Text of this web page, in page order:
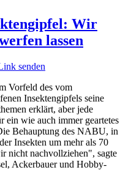
Wir
lassen
senden
Vorfeld des vom
Insektengipfels seine
erklärt, aber jede
ein wie auch immer geartetes
Behauptung des NABU, in
Insekten um mehr als 70
nicht nachvollziehen", sagte
Ackerbauer und Hobby-